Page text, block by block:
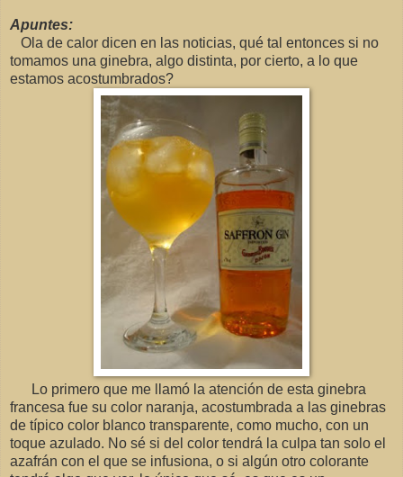
Apuntes:
Ola de calor dicen en las noticias, qué tal entonces si no
tomamos una ginebra, algo distinta, por cierto, a lo que
estamos acostumbrados?
Lo primero que me llamó la atención de esta ginebra
francesa fue su color naranja, acostumbrada a las ginebras
de típico color blanco transparente, como mucho, con un
toque azulado. No sé si del color tendrá la culpa tan solo el
azafrán con el que se infusiona, o si algún otro colorante